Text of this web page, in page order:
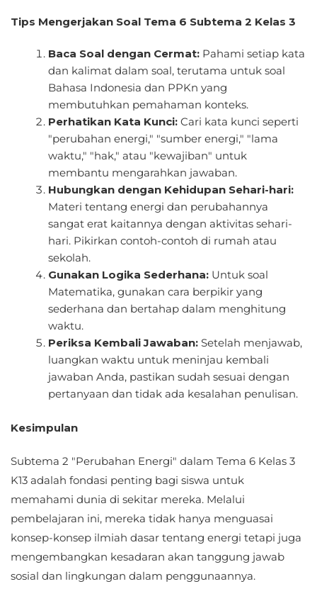
Tips Mengerjakan Soal Tema 6 Subtema 2 Kelas 3
Baca Soal dengan Cermat: Pahami setiap kata
dan kalimat dalam soal, terutama untuk soal
Bahasa Indonesia dan PPKn yang
membutuhkan pemahaman konteks.
Perhatikan Kata Kunci: Cari kata kunci seperti
"perubahan energi," "sumber energi," "lama
waktu," "hak," atau "kewajiban" untuk
membantu mengarahkan jawaban.
Hubungkan dengan Kehidupan Sehari-hari:
Materi tentang energi dan perubahannya
sangat erat kaitannya dengan aktivitas sehari-
hari. Pikirkan contoh-contoh di rumah atau
sekolah.
Gunakan Logika Sederhana: Untuk soal
Matematika, gunakan cara berpikir yang
sederhana dan bertahap dalam menghitung
waktu.
Periksa Kembali Jawaban: Setelah menjawab,
luangkan waktu untuk meninjau kembali
jawaban Anda, pastikan sudah sesuai dengan
pertanyaan dan tidak ada kesalahan penulisan.
Kesimpulan
Subtema 2 "Perubahan Energi" dalam Tema 6 Kelas 3
K13 adalah fondasi penting bagi siswa untuk
memahami dunia di sekitar mereka. Melalui
pembelajaran ini, mereka tidak hanya menguasai
konsep-konsep ilmiah dasar tentang energi tetapi juga
mengembangkan kesadaran akan tanggung jawab
sosial dan lingkungan dalam penggunaannya.